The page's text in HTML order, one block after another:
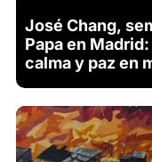
José Chang,
Papa en
calma y paz en